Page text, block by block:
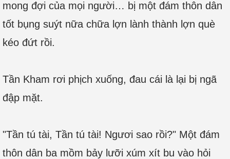
mong đợi của mọi người… bị một đám thôn dân
tốt bụng suýt nữa chữa lợn lành thành lợn què
kéo đứt rồi.
Tần Kham rơi phịch xuống, đau cái là lại bị ngã
đập mặt.
"Tần tú tài, Tần tú tài! Ngươi sao rồi?" Một đám
thôn dân ba mồm bảy lưỡi xúm xít bu vào hỏi